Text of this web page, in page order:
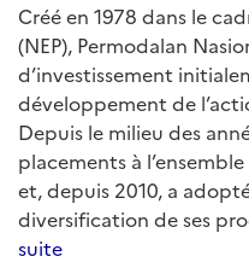
Créé en 1978 dans le
(NEP), Permodalan
d’investissement
développement de
Depuis le milieu des
placements à
et, depuis 2010, a
diversification de ses
suite